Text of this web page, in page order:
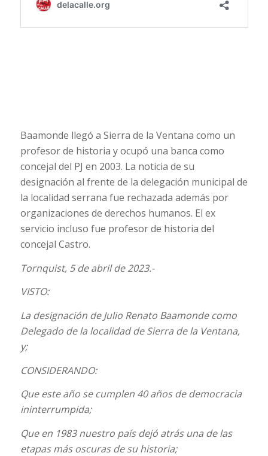
Baamonde llegó a Sierra de la Ventana como un
profesor de historia y ocupó una banca como
concejal del PJ en 2003. La noticia de su
designación al frente de la delegación municipal de
la localidad serrana fue rechazada además por
organizaciones de derechos humanos. El ex
servicio incluso fue profesor de historia del
concejal Castro.
Tornquist, 5 de abril de 2023.-
VISTO:
La designación de Julio Renato Baamonde como
Delegado de la localidad de Sierra de la Ventana,
y;
CONSIDERANDO:
Que este año se cumplen 40 años de democracia
ininterrumpida;
Que en 1983 nuestro país dejó atrás una de las
etapas más oscuras de su historia;